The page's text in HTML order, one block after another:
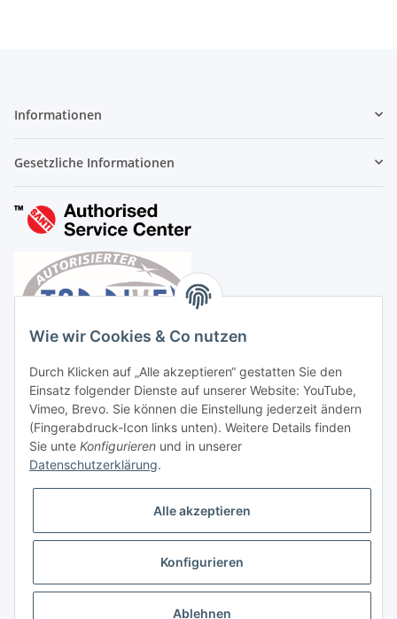
Informationen
Gesetzliche Informationen
Vertrag widerrufen
* Alle Preise inkl. gesetzlicher USt., zzgl.Versand
Wie wir Cookies & Co nutzen
Durch Klicken auf „Alle akzeptieren“ gestatten Sie den
Einsatz folgender Dienste auf unserer Website: YouTube,
Vimeo, Brevo. Sie können die Einstellung jederzeit ändern
(Fingerabdruck-Icon links unten). Weitere Details finden
Sie unte Konfigurieren und in unserer
Datenschutzerklärung.
Alle akzeptieren
Konfigurieren
Ablehnen